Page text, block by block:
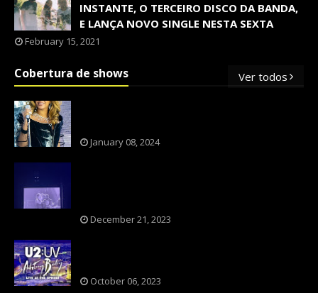
INSTANTE, O TERCEIRO DISCO DA BANDA,
E LANÇA NOVO SINGLE NESTA SEXTA
February 15, 2021
Cobertura de shows Ver todos
January 08, 2024
December 21, 2023
October 06, 2023